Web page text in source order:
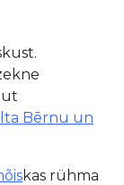
Bērnu un
kas rühma